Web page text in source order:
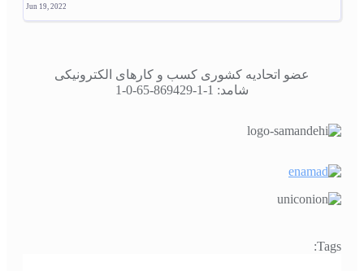
Jun 19, 2022
عضو اتحادیه کشوری کسب و کارهای الکترونیکی
شامد: 1-1-869429-65-0-1
Tags: